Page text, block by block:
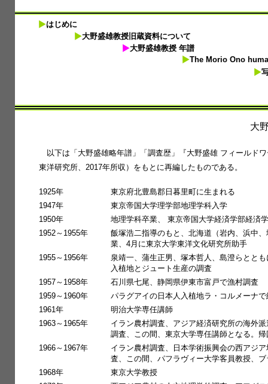
はじめに
大野盛雄教授旧蔵資料について
大野盛雄教授 年譜
The Morio Ono
大
以下は「大野盛雄略年譜」「調査歴」『大野盛雄 フィール
東洋研究所、2017年所収）をもとに再編したものである。
1925年
東京府北豊島郡日暮里町に生まれる
1947年
東京帝国大学理学部地理学科入学
1950年
地理学科卒業、 東京帝国大学経済学部経済
1952～1955年
飯塚浩二指導のもと、北海道（岩内、浜中
業、4月に東京大学東洋文化研究所助手
1955～1956年
泉靖一、蒲生正男、塚本哲人、島澄らとと
入植地とジュート生産の調査
1957～1958年
石川県七尾、静岡県伊東市富戸で漁村調査
1959～1960年
パラグアイの日本人入植地ラ・コルメーナ
1961年
明治大学専任講師
1963～1965年
イラン農村調査、アジア経済研究所の海外
調査、この間、東京大学専任講師となる。
1966～1967年
イラン農村調査、日本学術振興会の西アジ
査、この間、パフラヴィー大学客員教授、
1968年
東京大学教授